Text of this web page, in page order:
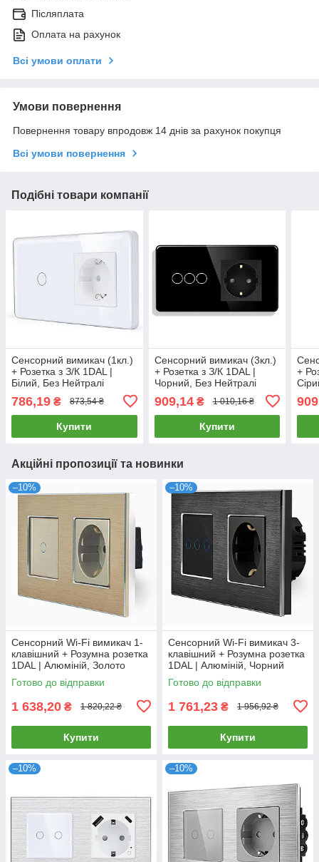
Післяплата
Оплата на рахунок
Всі умови оплати
Умови повернення
Повернення товару впродовж 14 днів за рахунок покупця
Всі умови повернення
Подібні товари компанії
Сенсорний вимикач (1кл.)
+ Розетка з З/К 1DAL |
Білий, Без Нейтралі
(G157D-SW1G.SL-ST.WT)
786,19 ₴ 873,54 ₴
Купити
Сенсорний вимикач (3кл.)
+ Розетка з З/К 1DAL |
Чорний, Без Нейтралі
(G157D-SW3G.SL-ST.BL)
909,14₴ 1 010,16 ₴
Купити
+
Акційні пропозиції та новинки
–10%
Сенсорний Wi-Fi вимикач 1-
клавішний + Розумна розетка
1DAL | Алюміній, Золото
(A157-GSW1G.WF-ST.WF.GD)
Готово до відправки
1 638,20 ₴ 1 820,22 ₴
Купити
–10%
Сенсорний Wi-Fi вимикач 3-
клавішний + Розумна розетка
1DAL | Алюміній, Чорний
(A157-GSW3G.WF-ST.WF.BL)
Готово до відправки
1 761,23 ₴ 1 956,92 ₴
Купити
–10% –10%